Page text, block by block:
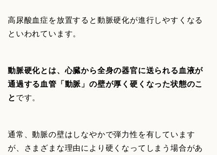
高尿酸血症を放置すると動脈硬化が進行しやすくなる
といわれています。
動脈硬化とは、心臓から全身の器官に送られる血液が
通過する血管「動脈」の壁が厚く硬くなった状態のこ
とです。
通常、動脈の壁はしなやかで弾力性を有しています
が、さまざまな理由により硬くなってしまう場合があ